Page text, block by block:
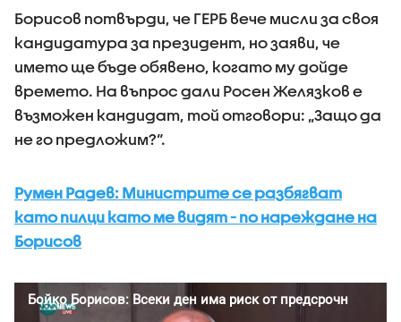
Борисов потвърди, че ГЕРБ вече мисли за своя
кандидатура за президент, но заяви, че
името ще бъде обявено, когато му дойде
времето. На въпрос дали Росен Желязков е
възможен кандидат, той отговори: „Защо да
не го предложим?“.
Румен Радев: Министрите се разбягват
като пилци като ме видят - по нареждане на
Борисов